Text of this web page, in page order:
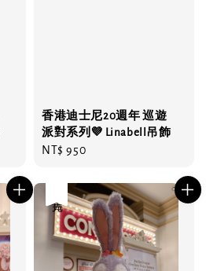
香港迪士尼20週年 巡遊
派對系列💜 Linabell吊飾
Regular
NT$ 950